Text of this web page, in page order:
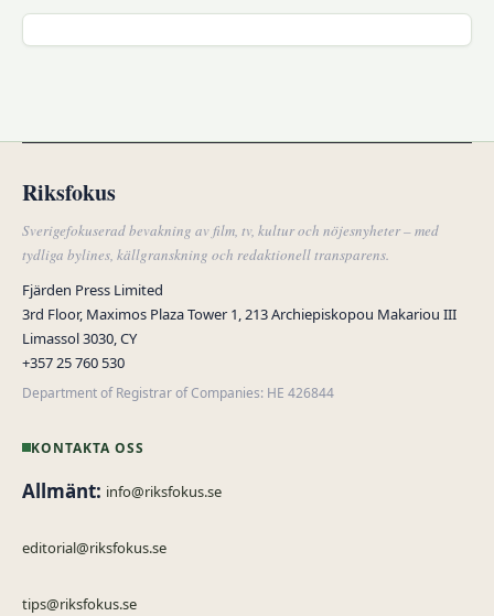
Riksfokus
Sverigefokuserad bevakning av film, tv, kultur och nöjesnyheter – med
tydliga bylines, källgranskning och redaktionell transparens.
Fjärden Press Limited
3rd Floor, Maximos Plaza Tower 1, 213 Archiepiskopou Makariou III
Limassol 3030, CY
+357 25 760 530
Department of Registrar of Companies: HE 426844
KONTAKTA OSS
Allmänt: info@riksfokus.se
editorial@riksfokus.se
tips@riksfokus.se